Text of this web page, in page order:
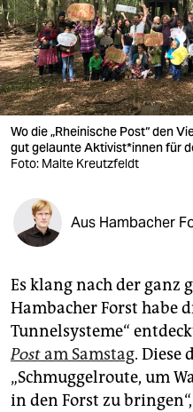
wahrheit
verlag
verlag
veranstaltungen
fragen & hilfe
abo
genossenschaft
epaper login
Wo die „Rheinische Post“ den
gut gelaunte Aktivist*innen für
Foto: Malte Kreutzfeldt
Aus Hambacher
Es klang nach der ganz
Hambacher Forst habe
Tunnelsysteme“
Postam Samstag. Diese
„Schmuggelroute, um
in den Forst zu